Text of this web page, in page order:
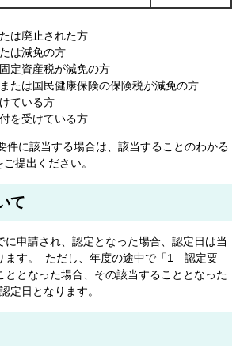
は廃止された方
は減免の方
定資産税が減免の方
たは国民健康保険の保険税が減免の方
ている方
を受けている方
に該当する場合は、該当することのわかる
提出ください。
て
申請され、認定となった場合、認定日は当
ます。 ただし、年度の途中で「1 認定要
ととなった場合、その該当することとなった
定日となります。